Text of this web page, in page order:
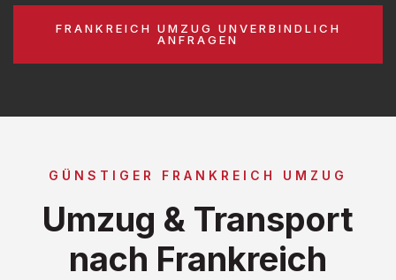
FRANKREICH UMZUG UNVERBINDLICH
ANFRAGEN
GÜNSTIGER FRANKREICH UMZUG
Umzug & Transport
nach Frankreich